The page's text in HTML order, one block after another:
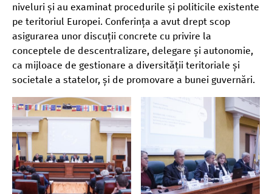
niveluri și au examinat procedurile și politicile existente
pe teritoriul Europei. Conferința a avut drept scop
asigurarea unor discuții concrete cu privire la
conceptele de descentralizare, delegare și autonomie,
ca mijloace de gestionare a diversității teritoriale și
societale a statelor, și de promovare a bunei guvernări.